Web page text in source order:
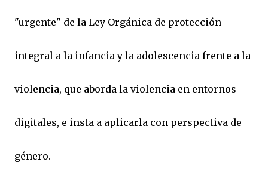
"urgente" de la Ley Orgánica de protección
integral a la infancia y la adolescencia frente a la
violencia, que aborda la violencia en entornos
digitales, e insta a aplicarla con perspectiva de
género.